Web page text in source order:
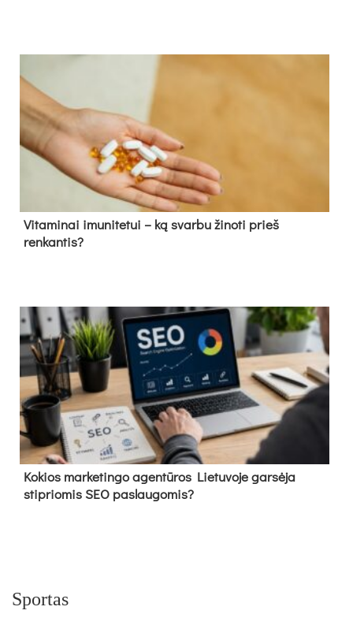
Vitaminai imunitetui – ką svarbu žinoti prieš
renkantis?
Kokios marketingo agentūros Lietuvoje garsėja
stipriomis SEO paslaugomis?
Sportas